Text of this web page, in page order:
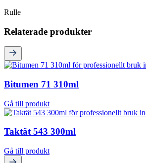
Rulle
Relaterade produkter
Bitumen 71 310ml
Gå till produkt
Taktät 543 300ml
Gå till produkt